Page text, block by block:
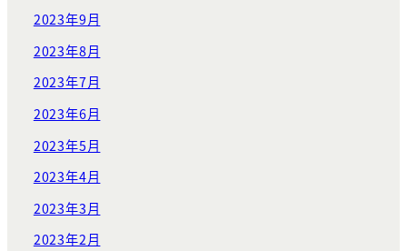
2023年9月
2023年8月
2023年7月
2023年6月
2023年5月
2023年4月
2023年3月
2023年2月